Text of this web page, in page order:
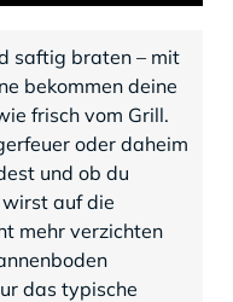
saftig braten – mit
bekommen deine
frisch vom Grill.
oder daheim
und ob du
auf die
mehr verzichten
das typische